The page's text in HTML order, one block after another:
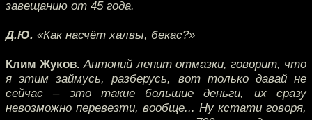
завещанию от 45 года.
Д.Ю. «Как насчёт халвы, бекас?»
Клим Жуков. Антоний лепит отмазки, говорит, что
я этим займусь, разберусь, вот только давай не
сейчас – это такие большие деньги, их сразу
невозможно перевезти, вообще... Ну кстати говоря,